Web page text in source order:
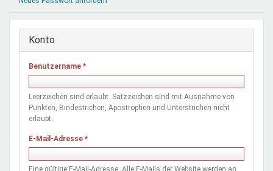
Schule & Beruf
Demokratie & Beteiligung
Konto
Benutzername *
Leerzeichen sind erlaubt. Satzzeichen sind mit Ausnahme von
Punkten, Bindestrichen, Apostrophen und Unterstrichen nicht
erlaubt.
E-Mail-Adresse *
Eine gültige E-Mail-Adresse. Alle E-Mails der Website werden an